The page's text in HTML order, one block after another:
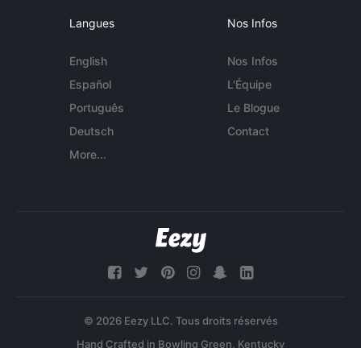
Langues
English
Español
Português
Deutsch
More...
Nos Infos
Nos Infos
L'Équipe
Le Blogue
Contact
© 2026 Eezy LLC. Tous droits réservés